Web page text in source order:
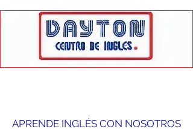
APRENDE INGLÉS CON NOSOTROS